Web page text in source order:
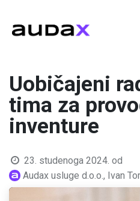
Uobičajeni
tima za
inventure
23. studenoga 2024. od
Audax usluge d.o.o., Ivan